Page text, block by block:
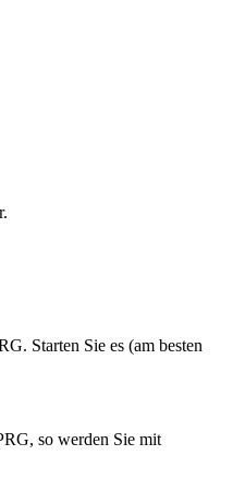
Starten Sie es (am besten
so werden Sie mit